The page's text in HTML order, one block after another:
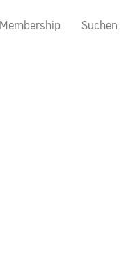
Membership Suchen